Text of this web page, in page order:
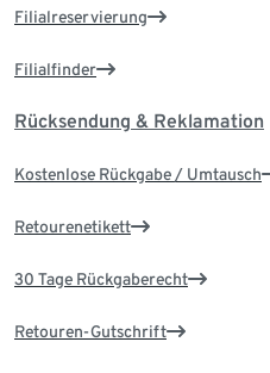
Filialreservierung
Filialfinder
Rücksendung & Reklamation
Kostenlose Rückgabe / Umtausch
Retourenetikett
30 Tage Rückgaberecht
Retouren-Gutschrift